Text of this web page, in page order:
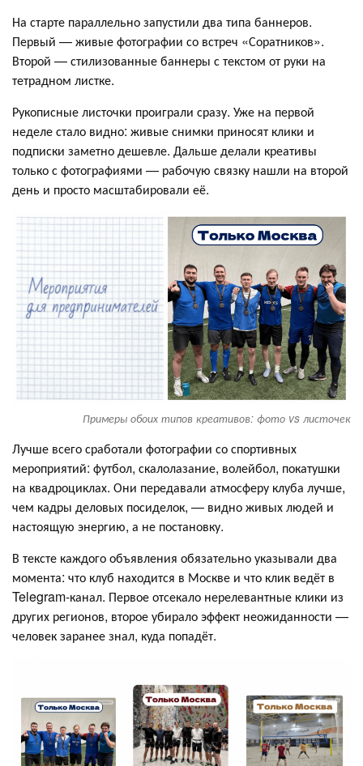
На старте параллельно запустили два типа баннеров.
Первый — живые фотографии со встреч «Соратников».
Второй — стилизованные баннеры с текстом от руки на
тетрадном листке.
Рукописные листочки проиграли сразу. Уже на первой
неделе стало видно: живые снимки приносят клики и
подписки заметно дешевле. Дальше делали креативы
только с фотографиями — рабочую связку нашли на второй
день и просто масштабировали её.
Примеры обоих типов креативов: фото vs листочек
Лучше всего сработали фотографии со спортивных
мероприятий: футбол, скалолазание, волейбол, покатушки
на квадроциклах. Они передавали атмосферу клуба лучше,
чем кадры деловых посиделок, — видно живых людей и
настоящую энергию, а не постановку.
В тексте каждого объявления обязательно указывали два
момента: что клуб находится в Москве и что клик ведёт в
Telegram-канал. Первое отсекало нерелевантные клики из
других регионов, второе убирало эффект неожиданности —
человек заранее знал, куда попадёт.